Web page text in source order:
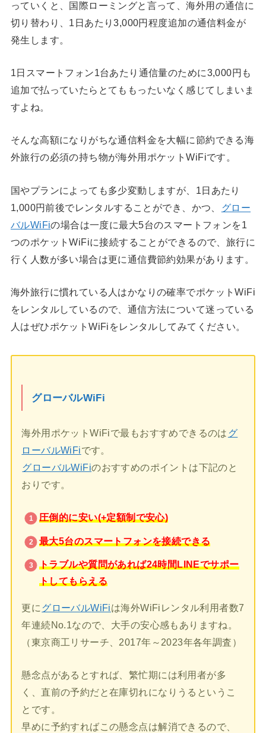
っていくと、国際ローミングと言って、海外用の通信に
切り替わり、1日あたり3,000円程度追加の通信料金が
発生します。
1日スマートフォン1台あたり通信量のために3,000円も
追加で払っていたらとてももったいなく感じてしまいま
すよね。
そんな高額になりがちな通信料金を大幅に節約できる海
外旅行の必須の持ち物が海外用ポケットWiFiです。
国やプランによっても多少変動しますが、1日あたり
1,000円前後でレンタルすることができ、かつ、
グロー
バルWiFiの場合は一度に最大5台のスマートフォンを1
つのポケットWiFiに接続することができるので、旅行に
行く人数が多い場合は更に通信費節約効果があります。
海外旅行に慣れている人はかなりの確率でポケットWiFi
をレンタルしているので、通信方法について迷っている
人はぜひポケットWiFiをレンタルしてみてください。
グローバルWiFi
海外用ポケットWiFiで最もおすすめできるのは グ
ローバルWiFiです。
グローバルWiFiのおすすめのポイントは下記のと
おりです。
圧倒的に安い(+定額制で安心)
最大5台のスマートフォンを接続できる
トラブルや質問があれば24時間LINEでサポー
トしてもらえる
更に グローバルWiFiは海外WiFiレンタル利用者数7
年連続No.1なので、大手の安心感もありますね。
（東京商工リサーチ、2017年～2023年各年調査）
懸念点があるとすれば、繁忙期には利用者が多
く、直前の予約だと在庫切れになりうるというこ
とです。
早めに予約すればこの懸念点は解消できるので、